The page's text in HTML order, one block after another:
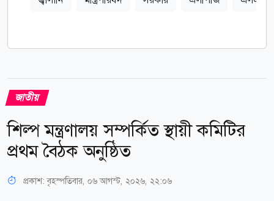
জাতীয়
শিল্প মন্ত্রণালয় সম্পর্কিত স্থায়ী কমিটির
প্রথম বৈঠক অনুষ্ঠিত
প্রকাশ:বৃহস্পতিবার, ০৬ আগস্ট, ২০২৬, ২২:০৬